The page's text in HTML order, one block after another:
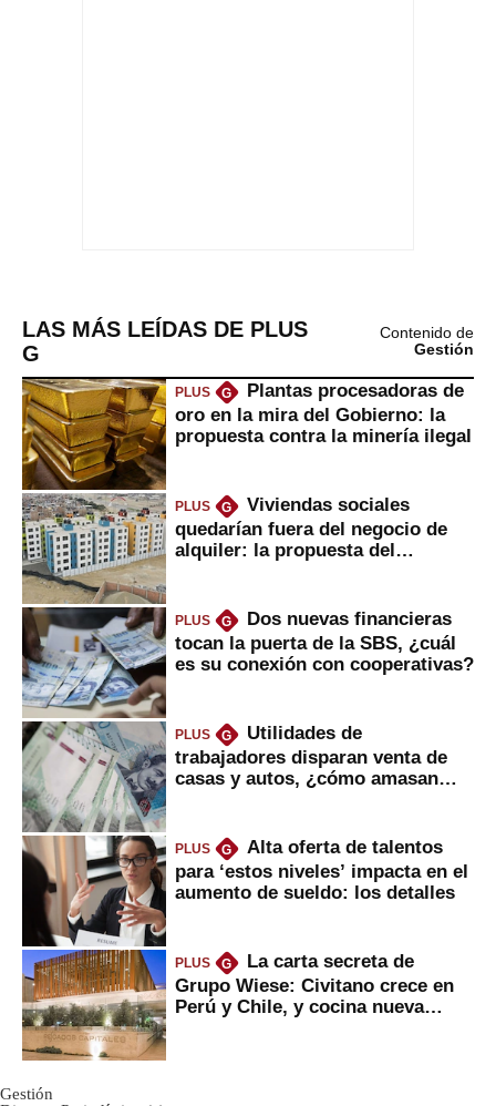
LAS MÁS LEÍDAS DE PLUS
G
Contenido de
Gestión
PLUS G
Plantas procesadoras de
oro en la mira del Gobierno: la
propuesta contra la minería ilegal
PLUS G
Viviendas sociales
quedarían fuera del negocio de
alquiler: la propuesta del
PLUS G
Dos nuevas financieras
tocan la puerta de la SBS, ¿cuál
es su conexión con cooperativas?
PLUS G
Utilidades de
trabajadores disparan venta de
casas y autos, ¿cómo amasan
PLUS G
Alta oferta de talentos
para ‘estos niveles’ impacta en el
aumento de sueldo: los detalles
PLUS G
La carta secreta de
Grupo Wiese: Civitano crece en
Perú y Chile, y cocina nueva
Gestión